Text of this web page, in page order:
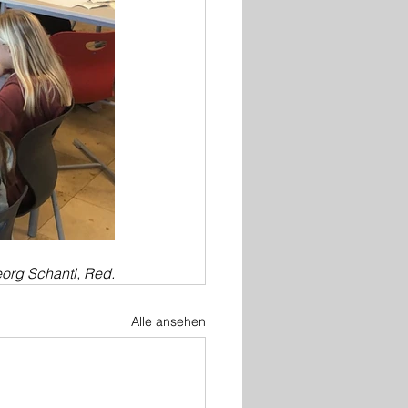
Schantl, Red.
Alle ansehen